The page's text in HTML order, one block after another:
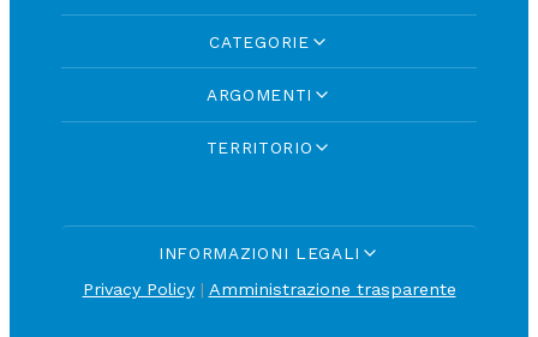
CATEGORIE
ARGOMENTI
TERRITORIO
INFORMAZIONI LEGALI
Privacy Policy| Amministrazione trasparente